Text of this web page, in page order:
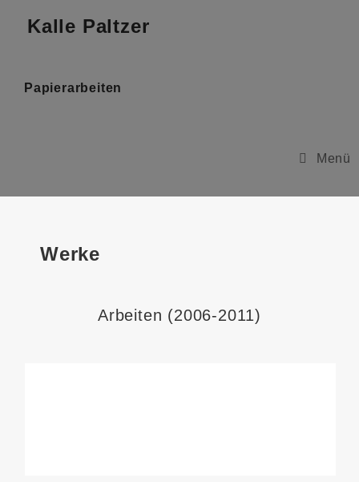
Kalle Paltzer
Papierarbeiten
Menü
Werke
Arbeiten (2006-2011)